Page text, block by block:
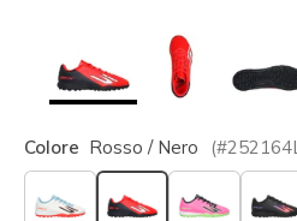
Colore Rosso / Nero (#252164L